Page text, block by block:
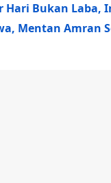
Hari Bukan Laba,
Mentan Amran